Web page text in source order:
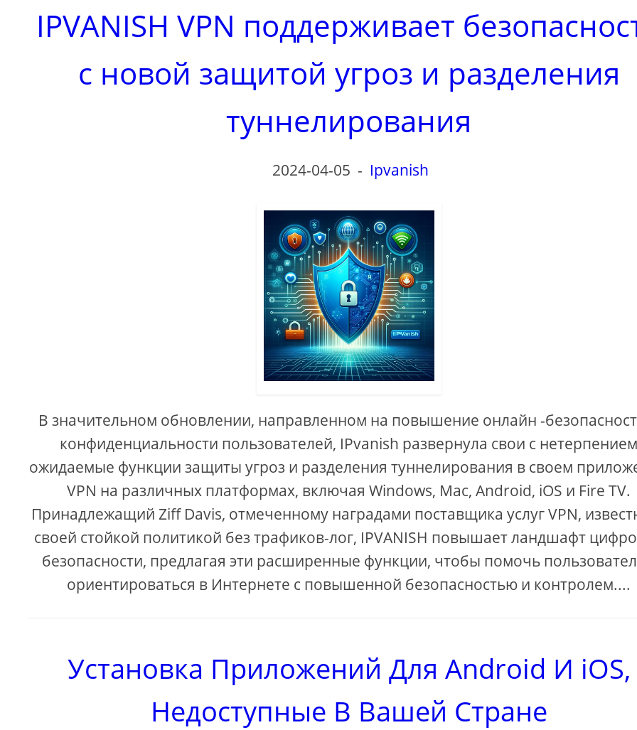
IPVANISH VPN поддерживает
с новой защитой угроз и разделения
туннелирования
2024-04-05 - Ipvanish
В значительном обновлении, направленном на повышение онлайн -
конфиденциальности пользователей, IPvanish развернула свои с нетерпением
ожидаемые функции защиты угроз и разделения туннелирования в своем
VPN на различных платформах, включая Windows, Mac, Android, iOS и Fire TV.
Принадлежащий Ziff Davis, отмеченному наградами поставщика услуг VPN,
своей стойкой политикой без трафиков-лог, IPVANISH повышает ландшафт
безопасности, предлагая эти расширенные функции, чтобы помочь
ориентироваться в Интернете с повышенной безопасностью и контролем....
Установка Приложений Для Android И iOS,
Недоступные В Вашей Стране